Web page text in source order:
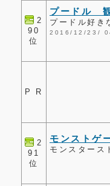
2
90
位
プードル
プードル好き
2016/12/23/
P R
2
91
位
モンストゲ
モンスタース